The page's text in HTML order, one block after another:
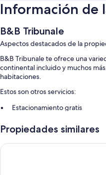
Información de
B&B Tribunale
Aspectos destacados de la
B&B Tribunale te ofrece una
continental incluido y muchos
habitaciones.
Estos son otros servicios:
Estacionamiento gratis
equipaje y no se permite
Características de la habitación
Propiedades similares
B&B Erifra' Piccolo Hotel